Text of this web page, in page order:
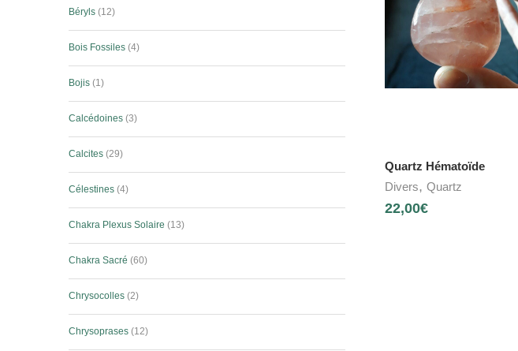
Quartz Hématoïde
Divers, Quartz
22,00€
Béryls 12
Bois Fossiles 4
Bojis 1
Calcédoines 3
Calcites 29
Célestines 4
Chakra Plexus Solaire 13
Chakra Sacré 60
Chrysocolles 2
Chrysoprases 12